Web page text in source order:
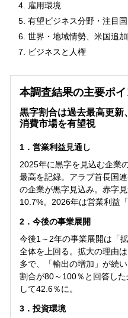
雇用環境
有望ビジネス分野・注目国
世界・地域情勢、米国追
ビジネスと人権
本調査結果の主要ポイ
黒字割合は過去最高更新
消費市場を有望視
1．営業利益見通し
2025年に黒字を見込む企業
最高を記録。アラブ首長国
の企業が黒字見込み。赤字
10.7%。2026年は営業利益
2．今後の事業展開
今後1～2年の事業展開は「
全体を上回る。拡大の理由
多で、「輸出の増加」が続
割合が80～100％と回答し
して42.6％に。
3．投資環境